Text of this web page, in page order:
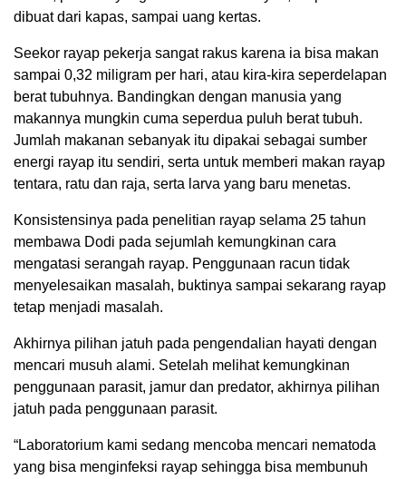
dibuat dari kapas, sampai uang kertas.
Seekor rayap pekerja sangat rakus karena ia bisa makan
sampai 0,32 miligram per hari, atau kira-kira seperdelapan
berat tubuhnya. Bandingkan dengan manusia yang
makannya mungkin cuma seperdua puluh berat tubuh.
Jumlah makanan sebanyak itu dipakai sebagai sumber
energi rayap itu sendiri, serta untuk memberi makan rayap
tentara, ratu dan raja, serta larva yang baru menetas.
Konsistensinya pada penelitian rayap selama 25 tahun
membawa Dodi pada sejumlah kemungkinan cara
mengatasi serangah rayap. Penggunaan racun tidak
menyelesaikan masalah, buktinya sampai sekarang rayap
tetap menjadi masalah.
Akhirnya pilihan jatuh pada pengendalian hayati dengan
mencari musuh alami. Setelah melihat kemungkinan
penggunaan parasit, jamur dan predator, akhirnya pilihan
jatuh pada penggunaan parasit.
“Laboratorium kami sedang mencoba mencari nematoda
yang bisa menginfeksi rayap sehingga bisa membunuh